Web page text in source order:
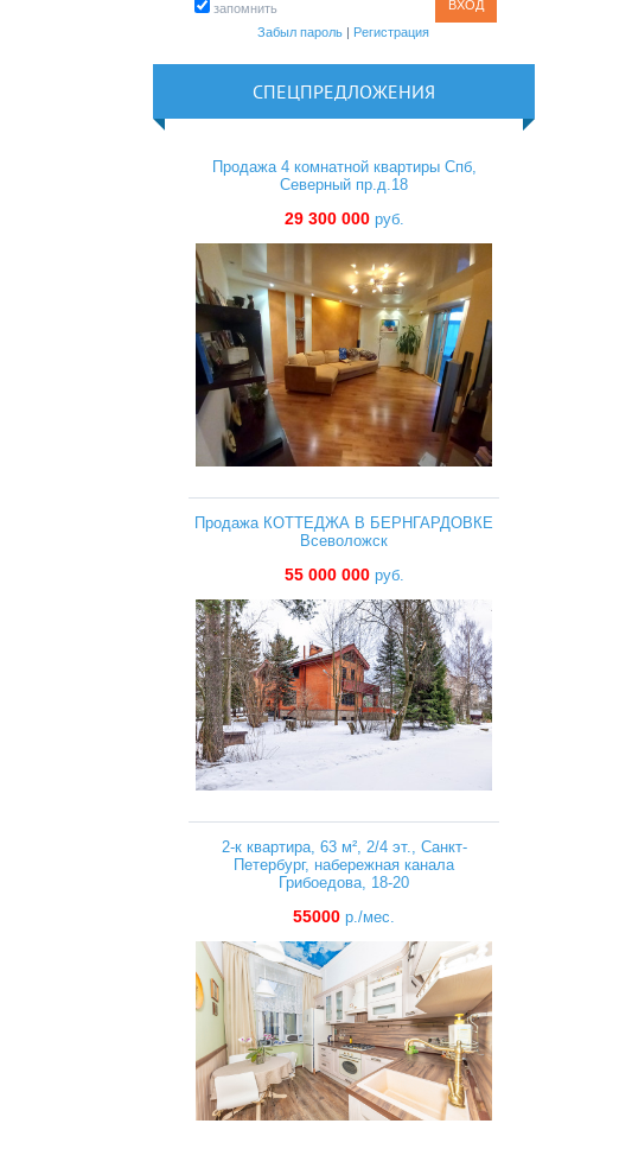
запомнить
Забыл пароль | Регистрация
СПЕЦПРЕДЛОЖЕНИЯ
Продажа 4 комнатной квартиры Спб,
Северный пр.д.18
29 300 000руб.
Продажа КОТТЕДЖА В БЕРНГАРДОВКЕ
Всеволожск
55 000 000руб.
2-к квартира, 63 м², 2/4 эт., Санкт-
Петербург, набережная канала
Грибоедова, 18-20
55000 р./мес.